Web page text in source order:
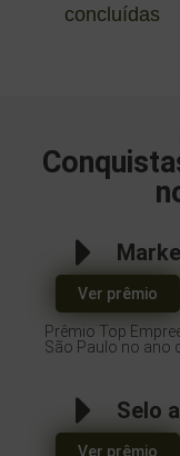
concluídas
Ver prêmio
Prêmio Top
São Paulo no ano
Selo
Ver prêmio